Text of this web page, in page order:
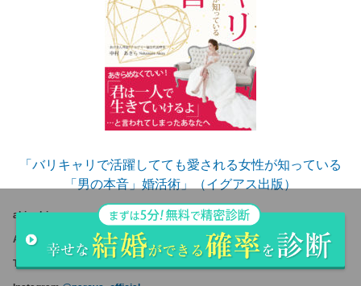
「バリキャリで活躍してても愛される女性が知っている
「男の本音」婚活術」（イグアス出版）
akiradrive.com
About: AKIRA NAKAMURA
Twitter: